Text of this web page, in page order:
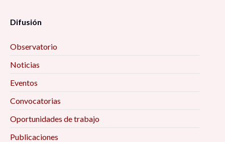
Difusión
Observatorio
Noticias
Eventos
Convocatorias
Oportunidades de trabajo
Publicaciones